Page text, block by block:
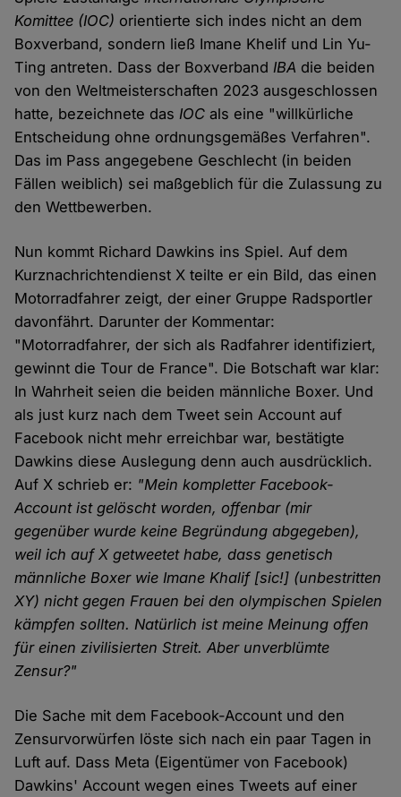
Komittee (IOC) orientierte sich indes nicht an dem
Boxverband, sondern ließ Imane Khelif und Lin Yu-
Ting antreten. Dass der BoxverbandIBA die beiden
von den Weltmeisterschaften 2023 ausgeschlossen
hatte, bezeichnete dasIOC als eine "willkürliche
Entscheidung ohne ordnungsgemäßes Verfahren".
Das im Pass angegebene Geschlecht (in beiden
Fällen weiblich) sei maßgeblich für die Zulassung zu
den Wettbewerben.
Nun kommt Richard Dawkins ins Spiel. Auf dem
Kurznachrichtendienst X teilte er ein Bild, das einen
Motorradfahrer zeigt, der einer Gruppe Radsportler
davonfährt. Darunter der Kommentar:
"Motorradfahrer, der sich als Radfahrer identifiziert,
gewinnt die Tour de France". Die Botschaft war klar:
In Wahrheit seien die beiden männliche Boxer. Und
als just kurz nach dem Tweet sein Account auf
Facebook nicht mehr erreichbar war, bestätigte
Dawkins diese Auslegung denn auch ausdrücklich.
Auf X schrieb er: "Mein kompletter Facebook-
Account ist gelöscht worden, offenbar (mir
gegenüber wurde keine Begründung abgegeben),
weil ich auf X getweetet habe, dass genetisch
männliche Boxer wie Imane Khalif [sic!] (unbestritten
XY) nicht gegen Frauen bei den olympischen Spielen
kämpfen sollten. Natürlich ist meine Meinung offen
für einen zivilisierten Streit. Aber unverblümte
Zensur?"
Die Sache mit dem Facebook-Account und den
Zensurvorwürfen löste sich nach ein paar Tagen in
Luft auf. Dass Meta (Eigentümer von Facebook)
Dawkins' Account wegen eines Tweets auf einer